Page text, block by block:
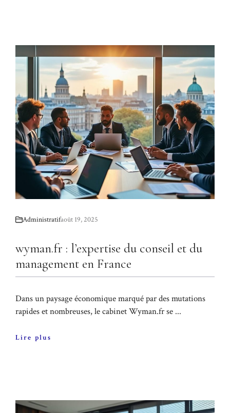
Administratifaoût 19, 2025
wyman.fr : l’expertise du conseil et du
management en France
Dans un paysage économique marqué par des mutations
rapides et nombreuses, le cabinet Wyman.fr se ...
Lire plus